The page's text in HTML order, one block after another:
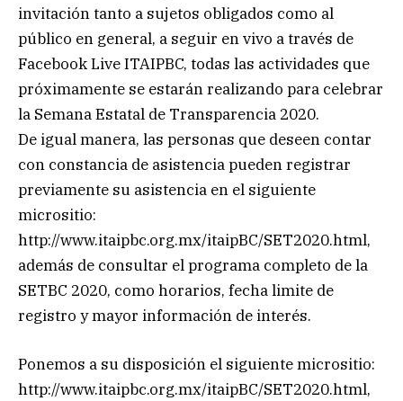
invitación tanto a sujetos obligados como al
público en general, a seguir en vivo a través de
Facebook Live ITAIPBC, todas las actividades que
próximamente se estarán realizando para celebrar
la Semana Estatal de Transparencia 2020.
De igual manera, las personas que deseen contar
con constancia de asistencia pueden registrar
previamente su asistencia en el siguiente
micrositio:
http://www.itaipbc.org.mx/itaipBC/SET2020.html,
además de consultar el programa completo de la
SETBC 2020, como horarios, fecha limite de
registro y mayor información de interés.
Ponemos a su disposición el siguiente micrositio:
http://www.itaipbc.org.mx/itaipBC/SET2020.html,